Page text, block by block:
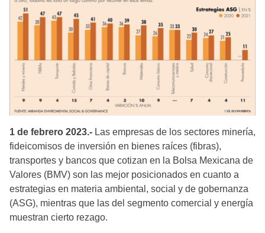
1 de febrero 2023.- Las empresas de los sectores minería,
fideicomisos de inversión en bienes raíces (fibras),
transportes y bancos que cotizan en la Bolsa Mexicana de
Valores (BMV) son las mejor posicionados en cuanto a
estrategias en materia ambiental, social y de gobernanza
(ASG), mientras que las del segmento comercial y energía
muestran cierto rezago.